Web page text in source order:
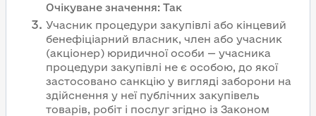
Очікуване значення: Так
Учасник процедури закупівлі або кінцевий
бенефіціарний власник, член або учасник
(акціонер) юридичної особи — учасника
процедури закупівлі не є особою, до якої
застосовано санкцію у вигляді заборони на
здійснення у неї публічних закупівель
товарів, робіт і послуг згідно із Законом